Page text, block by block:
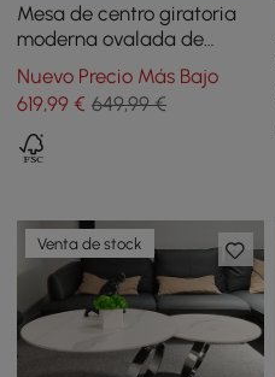
Mesa de centro giratoria
moderna ovalada de
guijarros negros de 3
niveles con
almacenamiento
Nuevo Precio Más Bajo
619,99 € 649,99 €
Venta de stock